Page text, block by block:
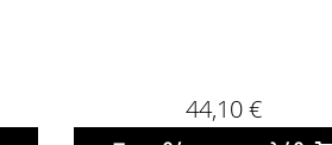
44,10€